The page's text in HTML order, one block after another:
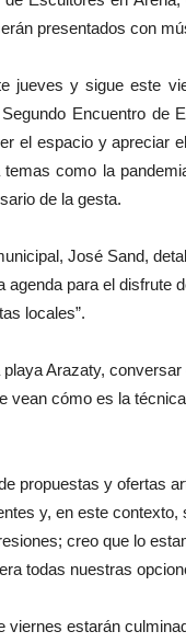
presentados con
jueves y sigue este
Encuentro de
el espacio y apreciar
como la
de la gesta.
José Sand,
agenda para el disfrute
locales”.
Arazaty,
vean cómo es la
propuestas y ofertas
y, en este
creo que lo
todas nuestras
viernes estarán